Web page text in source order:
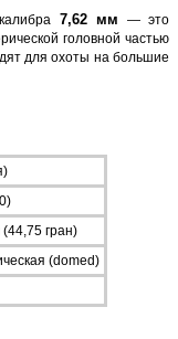
7,62 мм — это
головной частью
для охоты на большие
гран)
(domed)